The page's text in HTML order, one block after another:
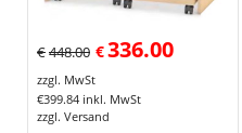
€448.00 €336.00
zzgl. MwSt
€399.84 inkl. MwSt
zzgl. Versand